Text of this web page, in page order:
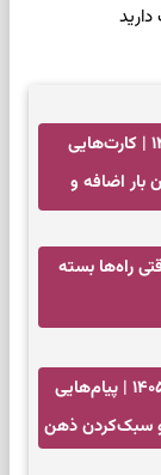
فال تاروت امروز شنبه ۱۷ مرداد ۱۴۰۵ | کارت‌هایی
اضافه و
راه‌ها بسته
فال فرشتگان امروز شنبه ۱۷ مرداد ۱۴۰۵ | پیام‌هایی
سبک‌کردن ذهن